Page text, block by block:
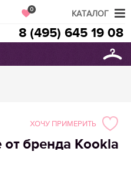
0
8 (495) 645 19 08
бренда Kookla
ХОЧУ ПРИМЕРИТЬ
КАТАЛОГ